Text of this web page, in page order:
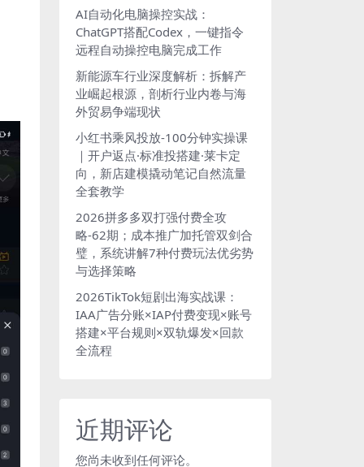
AI自动化电脑操控实战：
ChatGPT搭配Codex，一键指令
远程自动操控电脑完成工作
新能源车行业深度解析：拆解产
业崛起根源，剖析行业内卷与海
外贸易争端现状
小红书乘风投放-100分钟实操课
｜开户返点·标准投搭建·莱卡定
向，新店建模撬动笔记自然流量
全套教学
2026拼多多双打强付费全攻
略-62期；成本推广加托管双剑合
璧，系统讲解7种付费玩法优劣势
与选择策略
2026TikTok短剧出海实战课：
IAA广告分账×IAP付费变现×账号
搭建×平台规则×双轨爆发×回款
全流程
近期评论
您尚未收到任何评论。